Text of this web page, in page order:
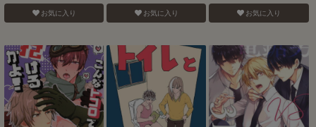
お気に入り お気に入り お気に入り